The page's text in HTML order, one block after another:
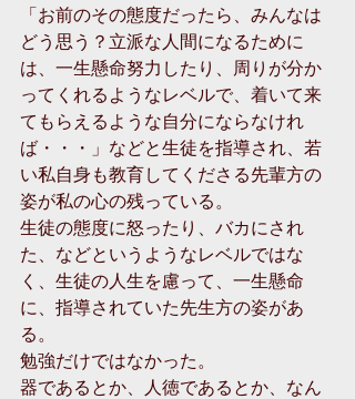
「お前のその態度だったら、みんなは
どう思う？立派な人間になるために
は、一生懸命努力したり、周りが分か
ってくれるようなレベルで、着いて来
てもらえるような自分にならなけれ
ば・・・」などと生徒を指導され、若
い私自身も教育してくださる先輩方の
姿が私の心の残っている。
生徒の態度に怒ったり、バカにされ
た、などというようなレベルではな
く、生徒の人生を慮って、一生懸命
に、指導されていた先生方の姿があ
る。
勉強だけではなかった。
器であるとか、人徳であるとか、なん